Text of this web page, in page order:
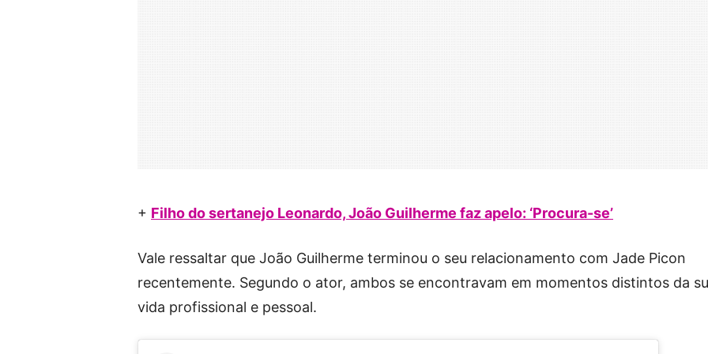
+ Filho do sertanejo Leonardo, João Guilherme faz apelo: ‘Procura-se’
Vale ressaltar que João Guilherme terminou o seu relacionamento com Jade Picon
recentemente. Segundo o ator, ambos se encontravam em momentos distintos da
vida profissional e pessoal.